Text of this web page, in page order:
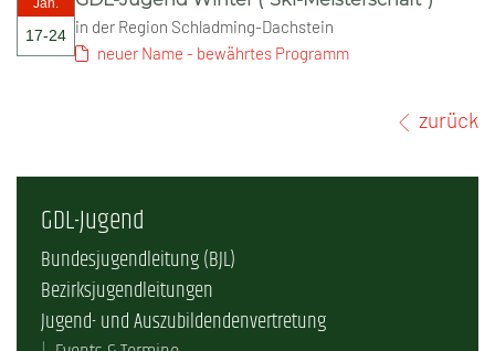
17-24 in der Region Schladming-Dachstein
neuer Name - bewährtes Programm
zurück
GDL-Jugend
Bundesjugendleitung (BJL)
Bezirksjugendleitungen
Jugend- und Auszubildendenvertretung